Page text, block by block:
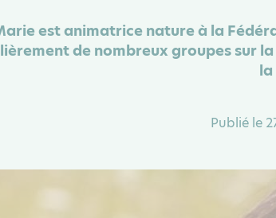
est animatrice nature à la
de nombreux groupes sur
la
Publié le